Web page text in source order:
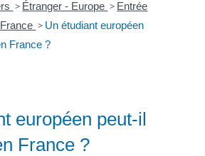
> Étranger - Europe > Entrée
> Un étudiant européen
France ?
européen peut-il
France ?